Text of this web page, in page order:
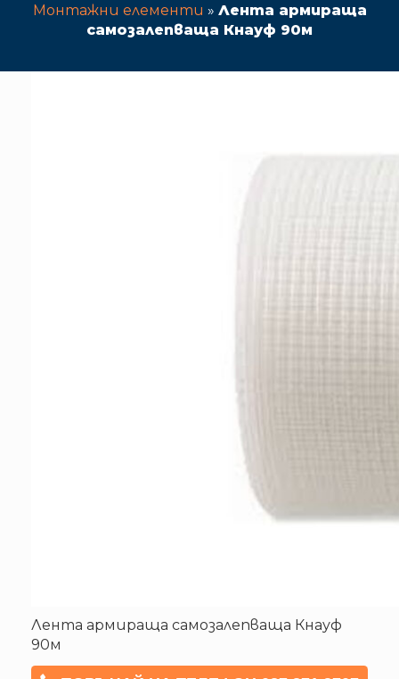
Монтажни елементи » Лента армираща
самозалепваща Кнауф 90м
Лента армираща самозалепваща Кнауф
90м